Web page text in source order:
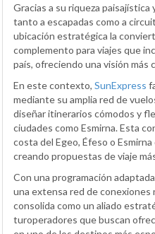
Gracias a su riqueza
tanto a escapadas como a
ubicación estratégica la
complemento para viajes que
país, ofreciendo una visión más
En este contexto, SunExpress
mediante su amplia red de
diseñar itinerarios cómodos y
ciudades como Esmirna. Esta
costa del Egeo, Éfeso o
creando propuestas de viaje
Con una programación
una extensa red de conexiones
consolida como un aliado
turoperadores que buscan